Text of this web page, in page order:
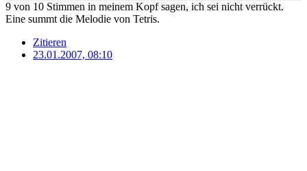
9 von 10 Stimmen in meinem Kopf sagen, ich sei nicht verrückt.
Eine summt die Melodie von Tetris.
Zitieren
23.01.2007, 08:10